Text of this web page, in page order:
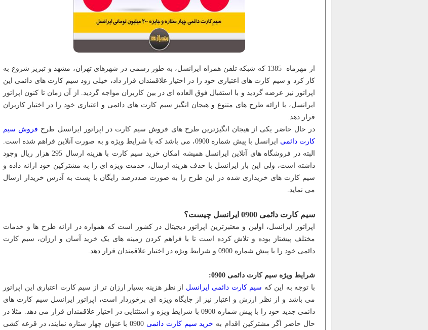
از مهرماه 1385 که شبکه تلفن همراه ایرانسل، به طور رسمی در شهرهای تهران، مشهد و تبریز شروع به
کار کرد و سیم کارت های اعتباری خود را در اختیار علاقمندان قرار داد، خیلی زود سیم کارت های دائمی این
اپراتور نیز عرضه گردید و با استقبال فوق العاده ای در بین کاربران مواجه گردید. از آن زمان تا کنون اپراتور
ایرانسل، با ارائه طرح های متنوع و هیجان انگیز سیم کارت های دائمی و اعتباری خود را در اختیار کاربران
قرار دهد.
در حال حاضر یکی از هیجان انگیزترین طرح های فروش سیم کارت در اپراتور ایرانسل طرح فروش سیم
کارت دائمی
ایرانسل با پیش شماره 0900، می باشد که با شرایط ویژه و به صورت آنلاین فراهم شده است.
البته در فروشگاه های آنلاین ایرانسل همیشه امکان خرید سیم کارت با هزینه ارسال 295 هزار ریال وجود
داشته است، ولی این بار ایرانسل با حذف هزینه ارسال، خدمت ویژه ای را به مشترکین خود ارائه داده و
سیم کارت های خریداری شده در این طرح را به صورت صددرصد رایگان با پست به آدرس خریدار ارسال
می نماید.
سیم کارت دائمی 0900 ایرانسل چیست؟
اپراتور ایرانسل، اولین و معتبرترین اپراتور دیجیتال در کشور است که همواره در ارائه طرح ها و خدمات
مختلف پیشتاز بوده و تلاش کرده است تا با فراهم کردن زمینه های یک خرید آسان و ارزان، سیم کارت
دائمی خود را با پیش شماره 0900 و شرایط ویژه در اختیار علاقمندان قرار دهد.
شرایط ویژه سیم کارت دائمی 0900:
با توجه به این که سیم کارت دائمی ایرانسل از نظر هزینه بسیار ارزان تر از سیم کارت اعتباری این اپراتور
می باشد و از نظر ارزش و اعتبار نیز از جایگاه ویژه ای برخوردار است، اپراتور ایرانسل سیم کارت های
دائمی جدید خود را با پیش شماره 0900 با شرایط ویژه و استثنایی در اختیار علاقمندان قرار می دهد. مثلا در
حال حاضر اگر مشترکین اقدام به خرید سیم کارت دائمی
0900 با عنوان چهار ستاره نمایند، در قرعه کشی